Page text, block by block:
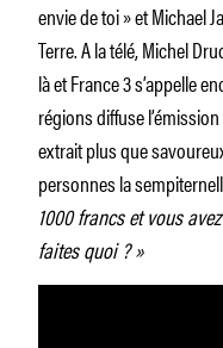
envie de toi » et Michael
Terre. A la télé, Michel
là et France 3 s’appelle
régions diffuse
extrait plus que
personnes la
1000 francs et vous
faites quoi ? »